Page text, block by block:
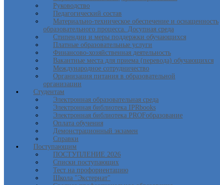
Руководство
Педагогический состав
Материально-техническое обеспечение и оснащенность
образовательного процесса. Досупная среда
Стипендии и меры поддержки обучающихся
Платные образовательные услуги
Финансово-хозяйственная деятельность
Вакантные места для приема (перевода) обучающихся
Международное сотрудничество
Организация питания в образовательной
организации
Студентам
Электронная образовательная среда
Электронная библиотека IPRbooks
Электронная библиотека PROFобразование
Оплата обучения
Демонстрационный экзамен
Справки
Поступающим
ПОСТУПЛЕНИЕ 2026
Списки поступающих
Тест на профориентацию
Школа "Экстернат"